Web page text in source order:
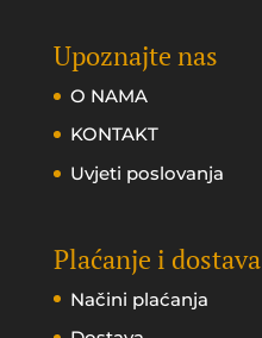
Upoznajte nas
O NAMA
KONTAKT
Uvjeti poslovanja
Plaćanje i dostava
Načini plaćanja